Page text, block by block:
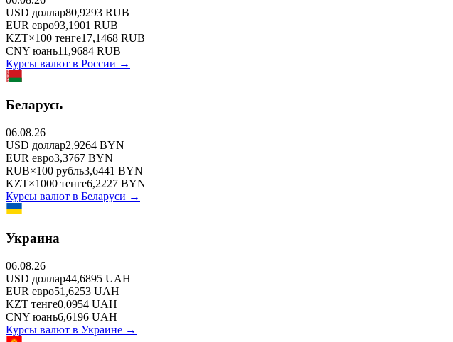
USD доллар80,9293 RUB
EUR евро93,1901 RUB
KZT×100 тенге17,1468 RUB
CNY юань11,9684 RUB
Курсы валют в России →
Беларусь
06.08.26
USD доллар2,9264 BYN
EUR евро3,3767 BYN
RUB×100 рубль3,6441 BYN
KZT×1000 тенге6,2227 BYN
Курсы валют в Беларуси →
Украина
06.08.26
USD доллар44,6895 UAH
EUR евро51,6253 UAH
KZT тенге0,0954 UAH
CNY юань6,6196 UAH
Курсы валют в Украине →